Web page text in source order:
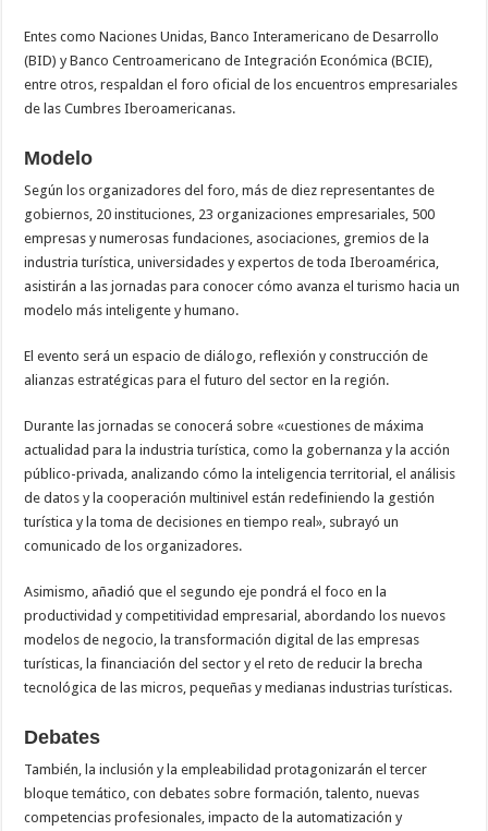
Entes como Naciones Unidas, Banco Interamericano de Desarrollo
(BID) y Banco Centroamericano de Integración Económica (BCIE),
entre otros, respaldan el foro oficial de los encuentros empresariales
de las Cumbres Iberoamericanas.
Modelo
Según los organizadores del foro, más de diez representantes de
gobiernos, 20 instituciones, 23 organizaciones empresariales, 500
empresas y numerosas fundaciones, asociaciones, gremios de la
industria turística, universidades y expertos de toda Iberoamérica,
asistirán a las jornadas para conocer cómo avanza el turismo hacia un
modelo más inteligente y humano.
El evento será un espacio de diálogo, reflexión y construcción de
alianzas estratégicas para el futuro del sector en la región.
Durante las jornadas se conocerá sobre «cuestiones de máxima
actualidad para la industria turística, como la gobernanza y la acción
público-privada, analizando cómo la inteligencia territorial, el análisis
de datos y la cooperación multinivel están redefiniendo la gestión
turística y la toma de decisiones en tiempo real», subrayó un
comunicado de los organizadores.
Asimismo, añadió que el segundo eje pondrá el foco en la
productividad y competitividad empresarial, abordando los nuevos
modelos de negocio, la transformación digital de las empresas
turísticas, la financiación del sector y el reto de reducir la brecha
tecnológica de las micros, pequeñas y medianas industrias turísticas.
Debates
También, la inclusión y la empleabilidad protagonizarán el tercer
bloque temático, con debates sobre formación, talento, nuevas
competencias profesionales, impacto de la automatización y